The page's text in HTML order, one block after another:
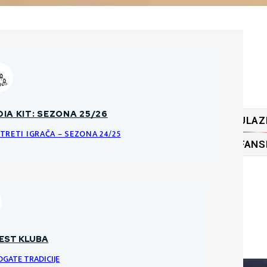
DATOTEKE
KLUBA
TRADICIJE
PRAVILA O PRODAJI ULAZNICA
I PRAVILA ULAZNICA ZA HNK GORICU
KIT: SEZONA 25/26
IGRAČA – SEZONA 24/25